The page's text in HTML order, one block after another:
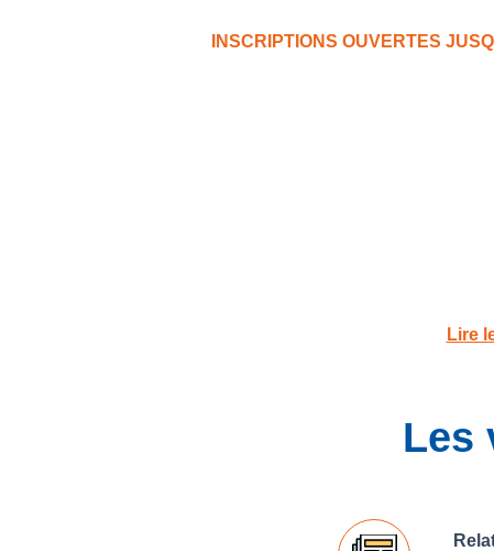
INSCRIPTIONS OUVERTES
Lire
Les